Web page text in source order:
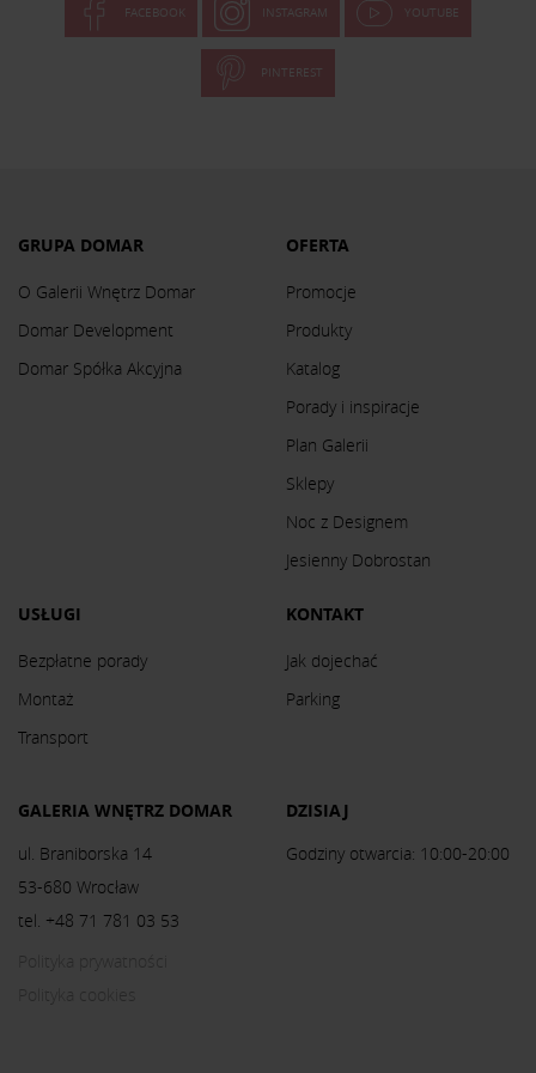
FACEBOOK INSTAGRAM YOUTUBE
PINTEREST
GRUPA DOMAR
O Galerii Wnętrz Domar
Domar Development
Domar Spółka Akcyjna
OFERTA
Promocje
Produkty
Katalog
Porady i inspiracje
Plan Galerii
Sklepy
Noc z Designem
Jesienny Dobrostan
USŁUGI
Bezpłatne porady
Montaż
Transport
KONTAKT
Jak dojechać
Parking
GALERIA WNĘTRZ DOMAR
ul. Braniborska 14
53-680 Wrocław
tel. +48 71 781 03 53
DZISIAJ
Godziny otwarcia: 10:00-20:00